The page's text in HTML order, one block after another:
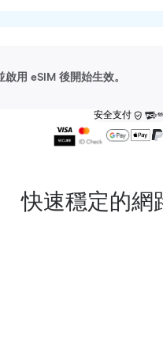
用 eSIM 後開始生效。
安全支付
快速穩定的網